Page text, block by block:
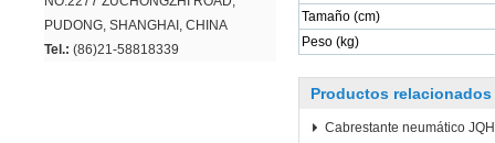
PUDONG, SHANGHAI, CHINA
Tel.: (86)21-58818339
Tamaño (cm)
Peso (kg)
Productos relacionados
Cabrestante neumático